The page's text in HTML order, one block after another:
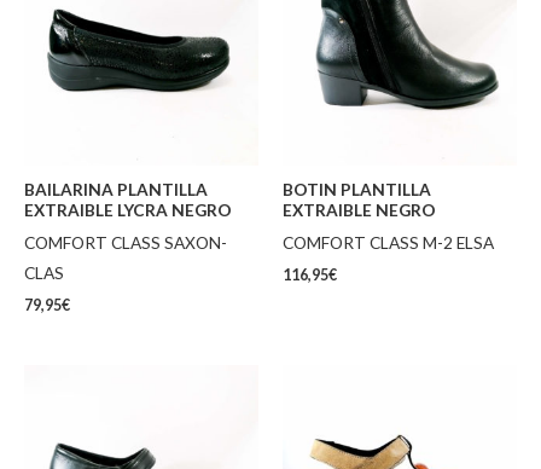
BAILARINA PLANTILLA
EXTRAIBLE LYCRA NEGRO
COMFORT CLASS SAXON-
CLAS
79,95€
BOTIN PLANTILLA
EXTRAIBLE NEGRO
COMFORT CLASS M-2 ELSA
116,95€